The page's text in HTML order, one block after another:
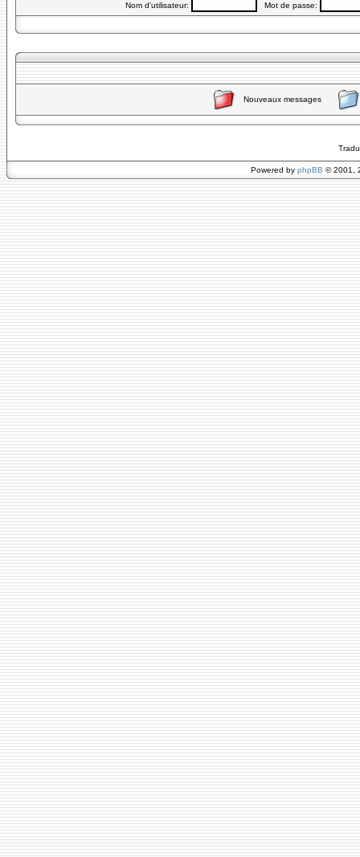
Nom d'utilisateur: Mot de passe:
Nouveaux messages
Powered by phpBB © 2001,